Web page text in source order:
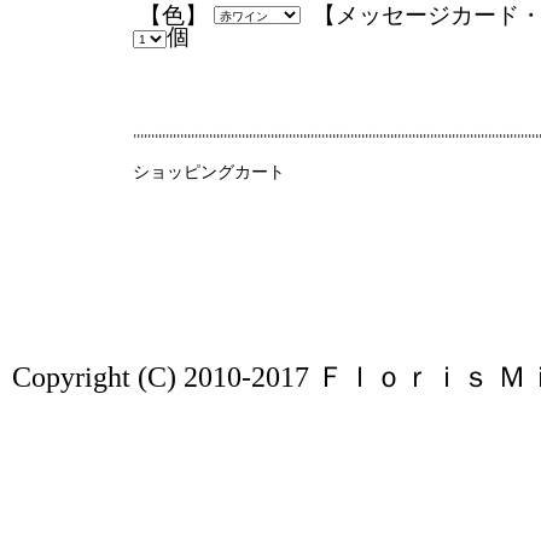
【色】
【メッセージカード
個
ショッピングカート
Copyright (C) 2010-2017 Ｆｌｏｒｉｓ